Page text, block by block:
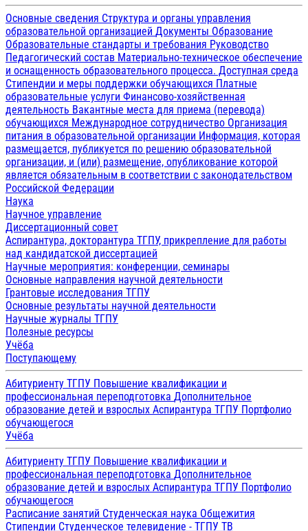
Основные сведения Структура и органы управления
образовательной организацией Документы Образование
Образовательные стандарты и требования Руководство
Педагогический состав Материально-техническое обеспечение
и оснащенность образовательного процесса. Доступная среда
Стипендии и меры поддержки обучающихся Платные
образовательные услуги Финансово-хозяйственная
деятельность Вакантные места для приема (перевода)
обучающихся Международное сотрудничество Организация
питания в образовательной организации Информация, которая
размещается, публикуется по решению образовательной
организации, и (или) размещение, опубликование которой
является обязательным в соответствии с законодательством
Российской Федерации
Наука
Научное управление
Диссертационный совет
Аспирантура, докторантура ТГПУ, прикрепление для работы
над кандидатской диссертацией
Научные мероприятия: конференции, семинары
Основные направления научной деятельности
Грантовые исследования ТГПУ
Основные результаты научной деятельности
Научные журналы ТГПУ
Полезные ресурсы
Учёба
Поступающему
Абитуриенту ТГПУ Повышение квалификации и
профессиональная переподготовка Дополнительное
образование детей и взрослых Аспирантура ТГПУ Портфолио
обучающегося
Учёба
Абитуриенту ТГПУ Повышение квалификации и
профессиональная переподготовка Дополнительное
образование детей и взрослых Аспирантура ТГПУ Портфолио
обучающегося
Расписание занятий Студенческая наука Общежития
Стипендии Студенческое телевидение - ТГПУ ТВ